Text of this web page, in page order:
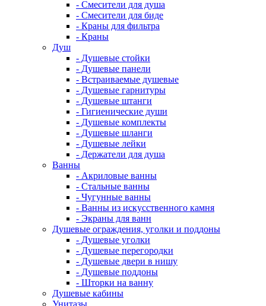
- Смесители для душа
- Смесители для биде
- Краны для фильтра
- Краны
Душ
- Душевые стойки
- Душевые панели
- Встраиваемые душевые
- Душевые гарнитуры
- Душевые штанги
- Гигиенические души
- Душевые комплекты
- Душевые шланги
- Душевые лейки
- Держатели для душа
Ванны
- Акриловые ванны
- Стальные ванны
- Чугунные ванны
- Ванны из искусственного камня
- Экраны для ванн
Душевые ограждения, уголки и поддоны
- Душевые уголки
- Душевые перегородки
- Душевые двери в нишу
- Душевые поддоны
- Шторки на ванну
Душевые кабины
Унитазы